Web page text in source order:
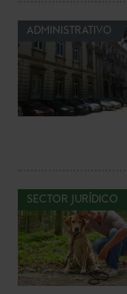
ADMINISTRATIVO
SECTOR JURÍDICO